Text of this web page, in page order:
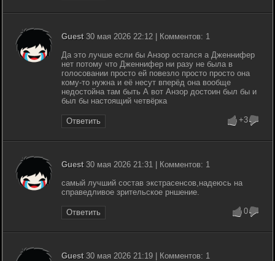
Guest30 мая 2026 22:12 | Комментов: 1
Да это лучше если бы Анзор остался а Дженнифер
нет потому что Дженнифер ни разу не была в
голосовании просто ей повезло просто просто она
кому-то нужна и её несут вперёд она вообще
недостойна там быть А вот Анзор достоин был бы и
был бы настоящий четвёрка
Ответить +3
Guest30 мая 2026 21:31 | Комментов: 1
самый лучший состав экстрасенсов,надеюсь на
справедливое зрительское рншение.
Ответить 0
Guest30 мая 2026 21:19 | Комментов: 1